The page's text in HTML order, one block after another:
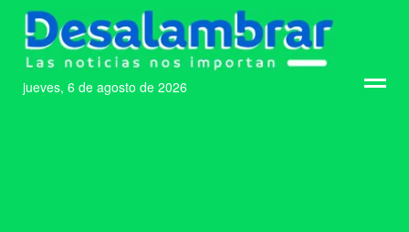
jueves, 6 de agosto de 2026